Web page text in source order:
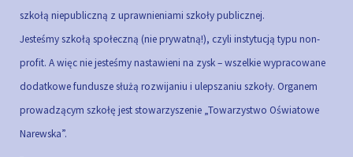
szkołą niepubliczną z uprawnieniami szkoły publicznej.
Jesteśmy szkołą społeczną (nie prywatną!), czyli instytucją typu non-
profit. A więc nie jesteśmy nastawieni na zysk – wszelkie wypracowane
dodatkowe fundusze służą rozwijaniu i ulepszaniu szkoły. Organem
prowadzącym szkołę jest stowarzyszenie „Towarzystwo Oświatowe
Narewska”.